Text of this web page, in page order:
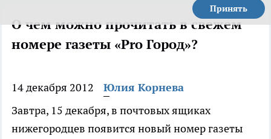
Принять
О чем можно прочитать в свежем
номере газеты «Pro Город»?
14 декабря 2012
Юлия Корнева
Завтра, 15 декабря, в почтовых ящиках
нижегородцев появится новый номер газеты